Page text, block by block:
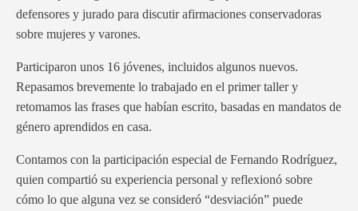
defensores y jurado para discutir afirmaciones conservadoras
sobre mujeres y varones.
Participaron unos 16 jóvenes, incluidos algunos nuevos.
Repasamos brevemente lo trabajado en el primer taller y
retomamos las frases que habían escrito, basadas en mandatos de
género aprendidos en casa.
Contamos con la participación especial de Fernando Rodríguez,
quien compartió su experiencia personal y reflexionó sobre
cómo lo que alguna vez se consideró “desviación” puede